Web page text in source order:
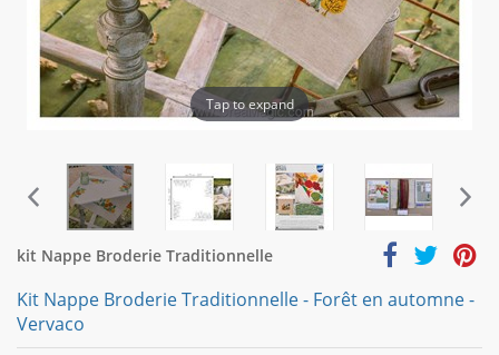
Tap to expand
kit Nappe Broderie Traditionnelle
Kit Nappe Broderie Traditionnelle - Forêt en automne -
Vervaco